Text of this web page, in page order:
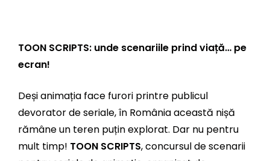
TOON SCRIPTS: unde scenariile prind viață… pe
ecran!
Deși animația face furori printre publicul
devorator de seriale, în România această nișă
rămâne un teren puțin explorat. Dar nu pentru
mult timp! TOON SCRIPTS, concursul de scenarii